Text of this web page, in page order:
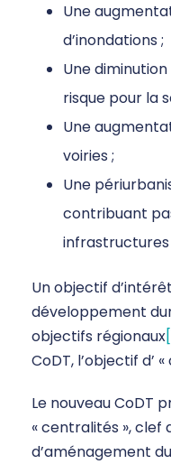
Une
d’inondations ;
Une
risque pour la
Une
voiries ;
Une
contribuant
Un objectif
développement
objectifs régionaux
CoDT, l’objectif d’
Le nouveau CoDT
« centralités », clef
d’aménagement